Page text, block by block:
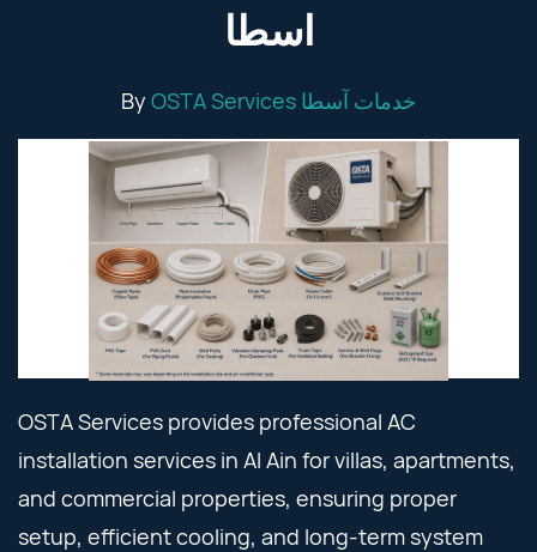
اسطا
By OSTA Services خدمات آسطا
OSTA Services provides professional AC
installation services in Al Ain for villas, apartments,
and commercial properties, ensuring proper
setup, efficient cooling, and long-term system